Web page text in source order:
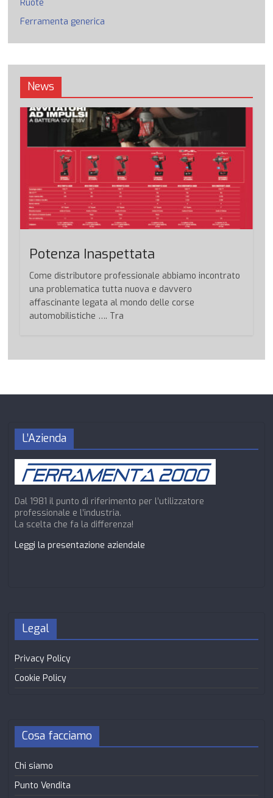
Ruote
Ferramenta generica
News
Potenza Inaspettata
Come distributore professionale abbiamo incontrato
una problematica tutta nuova e davvero
affascinante legata al mondo delle corse
automobilistiche …. Tra
L’Azienda
Dal 1981 il punto di riferimento per l’utilizzatore
professionale e l’industria.
La scelta che fa la differenza!
Leggi la presentazione aziendale
Legal
Privacy Policy
Cookie Policy
Cosa facciamo
Chi siamo
Punto Vendita